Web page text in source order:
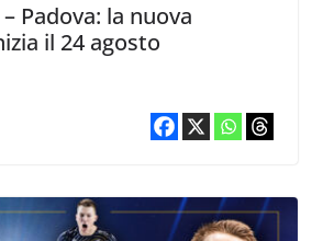
Padova: la nuova
il 24 agosto